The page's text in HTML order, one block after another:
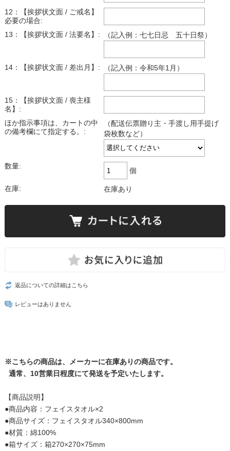
12：【挨拶状文面 / ご戒名】
必要の場合:
13：【挨拶状文面 / 法要名】:
（記入例：七七日忌 五十日祭）
14：【挨拶状文面 / 差出月】: （記入例：令和5年1月）
15：【挨拶状文面 / 喪主様
名】:
ほか指示事項は、カートの中
の備考欄にて指定する。:
（配送伝票贈り主・手渡し用手提げ
袋枚数など）
数量:
個
在庫: 在庫あり
返品についての詳細はこちら
レビューはありません
※こちらの商品は、メーカーに在庫ありの商品です。
通常、10営業日程度にて発送を予定いたします。
【商品説明】
●商品内容：フェイスタオル×2
●商品サイズ：フェイスタオル340×800mm
●材質：綿100%
●箱サイズ：箱270×270×75mm